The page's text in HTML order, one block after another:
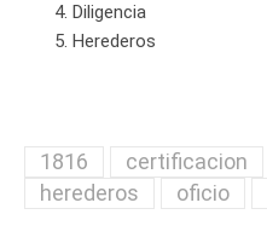
Diligencia
Herederos
1816 certificacion
herederos
oficio